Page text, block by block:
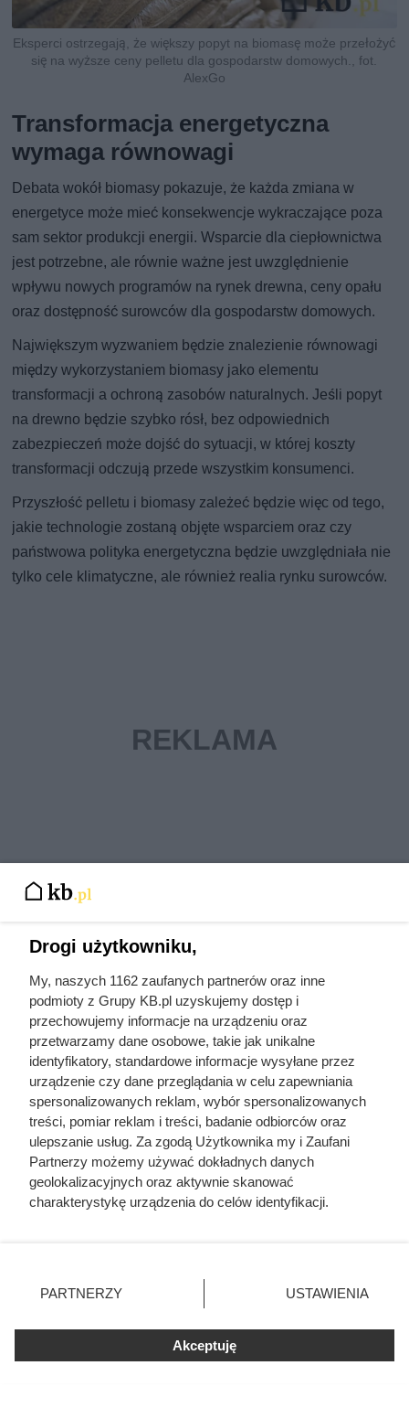
Eksperci ostrzegają, że większy popyt na biomasę może przełożyć
się na wyższe ceny pelletu dla gospodarstw domowych., fot.
AlexGo
Transformacja energetyczna
wymaga równowagi
Debata wokół biomasy pokazuje, że każda zmiana w
energetyce może mieć konsekwencje wykraczające poza
sam sektor produkcji energii. Wsparcie dla ciepłownictwa
jest potrzebne, ale równie ważne jest uwzględnienie
wpływu nowych programów na rynek drewna, ceny opału
oraz dostępność surowców dla gospodarstw domowych.
Największym wyzwaniem będzie znalezienie równowagi
między wykorzystaniem biomasy jako elementu
transformacji a ochroną zasobów naturalnych. Jeśli popyt
na drewno będzie szybko rósł, bez odpowiednich
zabezpieczeń może dojść do sytuacji, w której koszty
transformacji odczują przede wszystkim konsumenci.
Przyszłość pelletu i biomasy zależeć będzie więc od tego,
jakie technologie zostaną objęte wsparciem oraz czy
państwowa polityka energetyczna będzie uwzględniała nie
tylko cele klimatyczne, ale również realia rynku surowców.
Kazali jej rozbierać się w niemal każdym
filmie. Przekleństwo polskiej seksbomby
lat 80.
Traktowali ją jak zabawkę i przekazywali
z rąk do rąk. Niewiarygodne losy słynnej
skandalistki
Zrobili z żony cesarza „nierządnicę” i
przypisali jej 25 mężczyzn jednej nocy.
Tak Rzym pozbył się zbyt ambitnej
kobiety
Zdrady z obojgiem płci i romans z
siostrą. Ta relacja była najbardziej
toksycznym związkiem w historii sztuki
Drogi użytkowniku,
My, naszych 1162 zaufanych partnerów oraz inne
podmioty z Grupy KB.pl uzyskujemy dostęp i
przechowujemy informacje na urządzeniu oraz
przetwarzamy dane osobowe, takie jak unikalne
identyfikatory, standardowe informacje wysyłane przez
urządzenie czy dane przeglądania w celu zapewniania
spersonalizowanych reklam, wybór spersonalizowanych
treści, pomiar reklam i treści, badanie odbiorców oraz
ulepszanie usług. Za zgodą Użytkownika my i Zaufani
Partnerzy możemy używać dokładnych danych
geolokalizacyjnych oraz aktywnie skanować
charakterystykę urządzenia do celów identyfikacji.
zmienić/wycofać klikając przycisk ustawień prywatności
znajdujący się w lewym dolnym rogu strony. Niektóre
użytkownika, ale masz prawo sprzeciwić się takiemu
przetwarzaniu. Preferencje będą miały zastosowania tylko
PARTNERZY USTAWIENIA
Akceptuję